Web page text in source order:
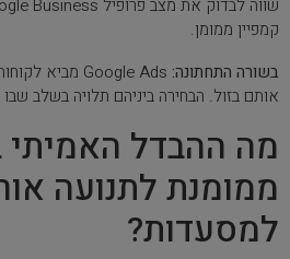
קמפיין ממומן.
בשורה התחתונה:
אותם בזול. הבחירה ביניהם תלויה בשלב
מה ההבדל האמיתי
ממומנת לתנועה
למסעדות?